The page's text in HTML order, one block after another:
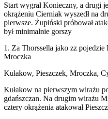
Start wygrał Konieczny, a drugi
okrążeniu Cierniak wyszedł na
pierwsze. Żupiński próbował
był minimalnie gorszy
1. Za Thorssella jako zz
Mroczka
Kułakow, Pieszczek, Mroczka,
Kułakow na pierwszym wirażu
gdańszczan. Na drugim wirażu
cztery okrążenia atakował